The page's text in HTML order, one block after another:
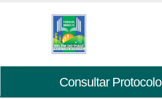
Consultar Protocolo